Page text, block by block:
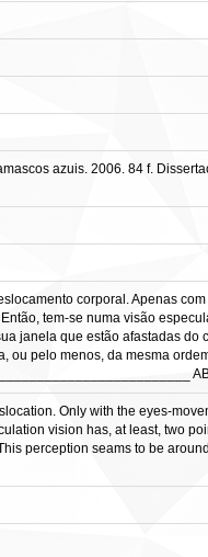
azuis. 2006. 84 f.
corporal. Apenas
tem-se numa visão
janela que estão afastadas do
ou pelo menos, da mesma
Only with the eyes-
vision has, at least, two
perception seams to be